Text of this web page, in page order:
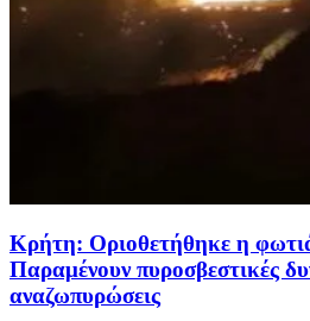
Κρήτη: Οριοθετήθηκε η
Παραμένουν πυροσβεστικές
αναζωπυρώσεις